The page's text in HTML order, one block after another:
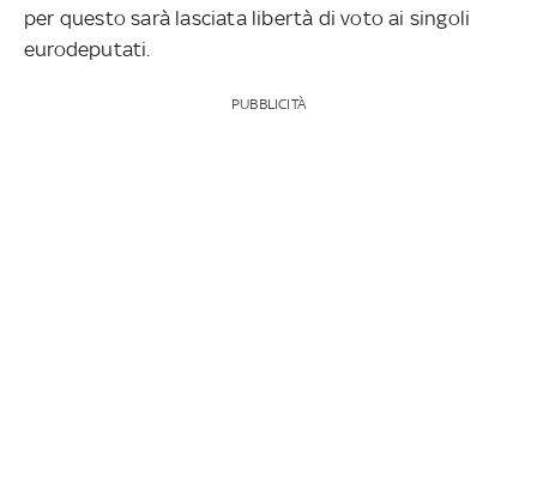
per questo sarà lasciata libertà di voto ai singoli
eurodeputati.
PUBBLICITÀ